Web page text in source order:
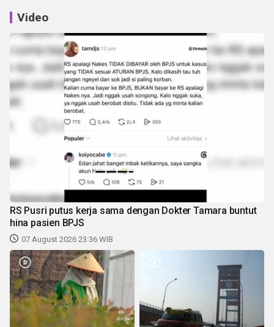
Video
RS Pusri putus kerja sama dengan Dokter Tamara buntut
hina pasien BPJS
07 August 2026 23:36 WIB